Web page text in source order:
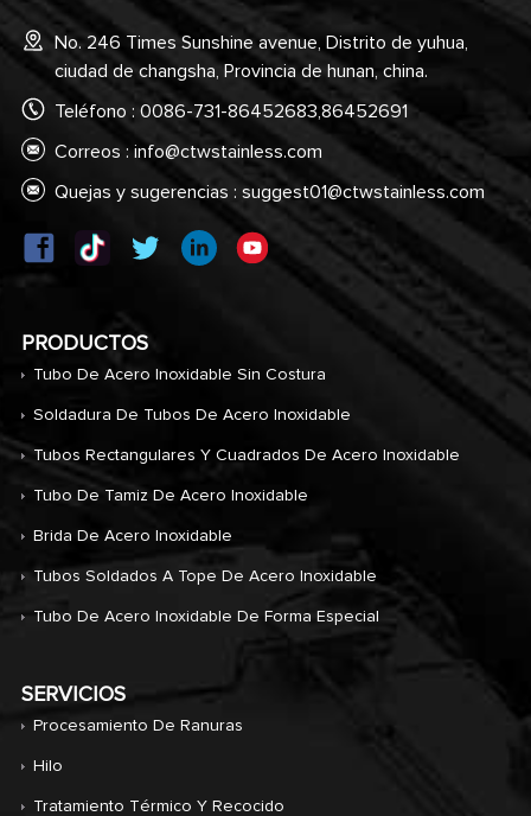
No. 246 Times Sunshine avenue, Distrito de yuhua,
ciudad de changsha, Provincia de hunan, china.
Teléfono : 0086-731-86452683,86452691
Correos : info@ctwstainless.com
Quejas y sugerencias : suggest01@ctwstainless.com
PRODUCTOS
Tubo De Acero Inoxidable Sin Costura
Soldadura De Tubos De Acero Inoxidable
Tubos Rectangulares Y Cuadrados De Acero Inoxidable
Tubo De Tamiz De Acero Inoxidable
Brida De Acero Inoxidable
Tubos Soldados A Tope De Acero Inoxidable
Tubo De Acero Inoxidable De Forma Especial
SERVICIOS
Procesamiento De Ranuras
Hilo
Tratamiento Térmico Y Recocido